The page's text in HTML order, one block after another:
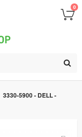
0
3330-5900 - DELL -